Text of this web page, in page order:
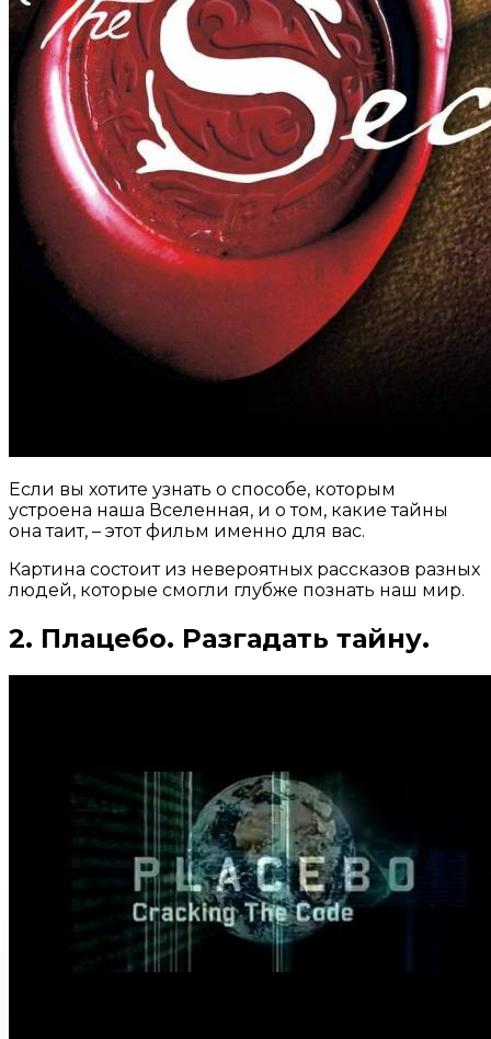
Если вы хотите узнать о способе, которым
устроена наша Вселенная, и о том, какие тайны
она таит, – этот фильм именно для вас.
Картина состоит из невероятных рассказов разных
людей, которые смогли глубже познать наш мир.
2. Плацебо. Разгадать тайну.